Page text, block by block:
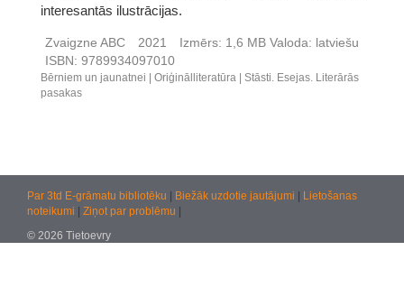
interesantās ilustrācijas.
Zvaigzne ABC 2021 Izmērs: 1,6 MB Valoda: latviešu
ISBN: 9789934097010
Bērniem un jaunatnei Oriģinālliteratūra
Stāsti. Esejas. Literārās
pasakas
Par 3td E-grāmatu bibliotēku Biežāk uzdotie jautājumi
Lietošanas
noteikumi
Ziņot par problēmu
© 2026 Tietoevry